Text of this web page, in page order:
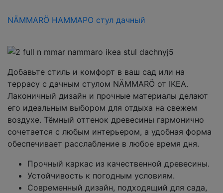
NÄMMARÖ НАММАРО стул дачный
Добавьте стиль и комфорт в ваш сад или на
террасу с дачным стулом NÄMMARÖ от IKEA.
Лаконичный дизайн и прочные материалы делают
его идеальным выбором для отдыха на свежем
воздухе. Тёмный оттенок древесины гармонично
сочетается с любым интерьером, а удобная форма
обеспечивает расслабление в любое время дня.
Прочный каркас из качественной древесины.
Устойчивость к погодным условиям.
Современный дизайн, подходящий для сада,